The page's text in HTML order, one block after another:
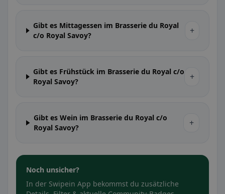
Gibt es Mittagessen im Brasserie du Royal
c/o Royal Savoy?
+
Gibt es Frühstück im Brasserie du Royal c/o
Royal Savoy?
+
Gibt es Wein im Brasserie du Royal c/o
Royal Savoy?
+
Noch unsicher?
In der Swipein App bekommst du zusätzliche